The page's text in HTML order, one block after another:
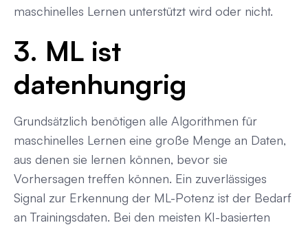
maschinelles Lernen unterstützt wird oder nicht.
3. ML ist
datenhungrig
Grundsätzlich benötigen alle Algorithmen für
maschinelles Lernen eine große Menge an Daten,
aus denen sie lernen können, bevor sie
Vorhersagen treffen können. Ein zuverlässiges
Signal zur Erkennung der ML-Potenz ist der Bedarf
an Trainingsdaten. Bei den meisten KI-basierten